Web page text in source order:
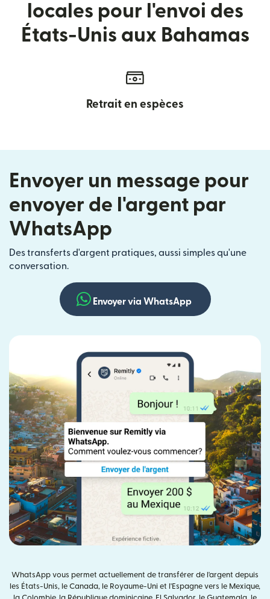
locales pour l'envoi des
États-Unis aux Bahamas
Retrait en espèces
Envoyer un message pour
envoyer de l'argent par
WhatsApp
Des transferts d'argent pratiques, aussi simples qu'une
conversation.
Envoyer via WhatsApp
WhatsApp vous permet actuellement de transférer de l'argent depuis
les États-Unis, le Canada, le Royaume-Uni et l'Espagne vers le Mexique,